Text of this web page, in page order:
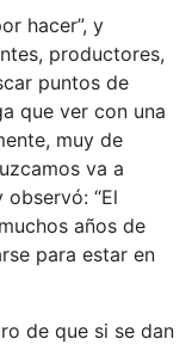
hacer”, y
productores,
puntos de
que ver con una
muy de
va a
observó: “El
años de
para estar en
de que si se dan